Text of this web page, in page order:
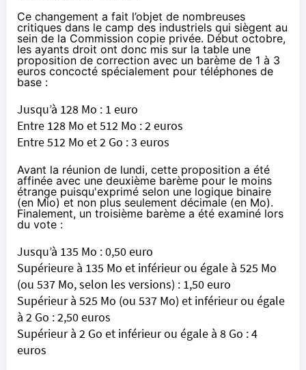
Ce changement a fait l’objet de nombreuses
critiques dans le camp des industriels qui siègent au
sein de la Commission copie privée. Début octobre,
les ayants droit ont donc mis sur la table une
proposition de correction avec un barème de 1 à 3
euros concocté spécialement pour téléphones de
base :
Jusqu’à 128 Mo : 1 euro
Entre 128 Mo et 512 Mo : 2 euros
Entre 512 Mo et 2 Go : 3 euros
Avant la réunion de lundi, cette proposition a été
affinée avec une deuxième barème pour le moins
étrange puisqu'exprimé selon une logique binaire
(en Mio) et non plus seulement décimale (en Mo).
Finalement, un troisième barème a été examiné lors
du vote :
Jusqu’à 135 Mo : 0,50 euro
Supérieure à 135 Mo et inférieur ou égale à 525 Mo
(ou 537 Mo, selon les versions) : 1,50 euro
Supérieur à 525 Mo (ou 537 Mo) et inférieur ou égale
à 2 Go : 2,50 euros
Supérieur à 2 Go et inférieur ou égale à 8 Go : 4
euros